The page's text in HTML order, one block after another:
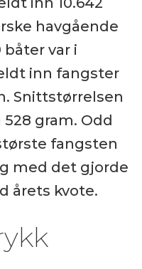
havgående
båter var i
inn fangster
Snittstørrelsen
gram. Odd
fangsten
med det gjorde
årets kvote.